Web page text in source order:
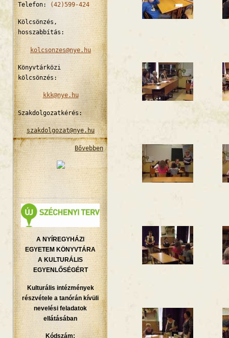
Telefon: (42)599-424
Kölcsönzés,
hosszabbítás:
kolcsonzes@nye.hu
Könyvtárközi
kölcsönzés:
kkk@nye.hu
Szakdolgozatkérés:
szakdolgozat@nye.hu
Bővebben
A NYÍREGYHÁZI
EGYETEM KÖNYVTÁRA
A KULTURÁLIS
EGYENLŐSÉGÉRT
Kulturális intézmények
részvétele a tanórán kívüli
nevelési feladatok
ellátásában
Kódszám: